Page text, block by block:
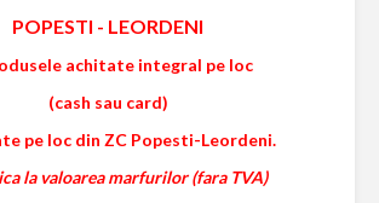
POPESTI - LEORDENI
achitate integral pe loc
(cash sau card)
pe loc din ZC Popesti-Leordeni.
la valoarea marfurilor (fara TVA)